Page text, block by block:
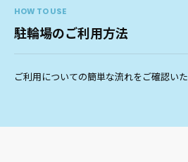
HOW TO USE
駐輪場のご利用方法
ご利用についての簡単な流れをご確認いた